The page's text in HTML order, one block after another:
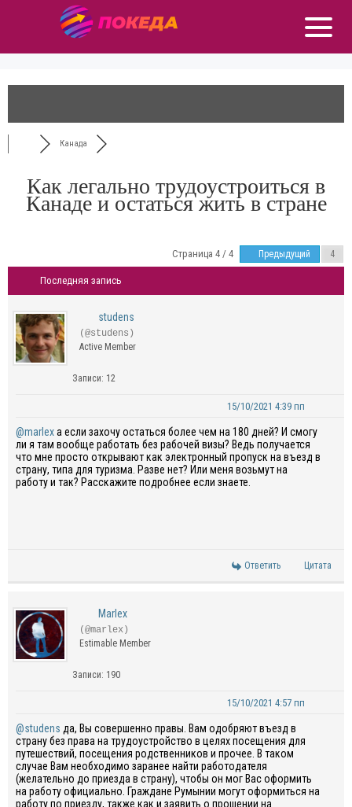
Канада
Как легально трудоустроиться в
Канаде и остаться жить в стране
Страница 4 / 4 Предыдущий
Последняя запись
studens
(@studens)
Active Member
Записи: 12
15/10/2021 4:39 пп
@marlexа если захочу остаться более чем на 180 дней? И смогу
ли я там вообще работать без рабочей визы? Ведь получается
что мне просто открывают как электронный пропуск на въезд в
страну, типа для туризма. Разве нет? Или меня возьмут на
работу и так? Расскажите подробнее если знаете.
Ответить Цитата
Marlex
(@marlex)
Estimable Member
Записи: 190
15/10/2021 4:57 пп
@studens да, Вы совершенно правы. Вам одобряют въезд в
страну без права на трудоустройство в целях посещения для
путешествий, посещения родственников и прочее. В таком
случае Вам необходимо заранее найти работодателя
(желательно до приезда в страну), чтобы он мог Вас оформить
на работу официально. Граждане Румынии могут оформиться на
работу по приезду, также как и заявить о прошении на